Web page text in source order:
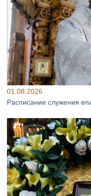
01.08.2026
Расписание служения